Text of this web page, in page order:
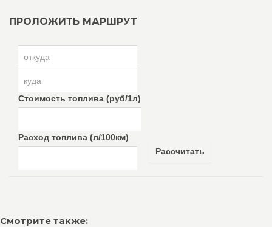
ПРОЛОЖИТЬ МАРШРУТ
Стоимость топлива (руб/1л)
Расход топлива (л/100км)
Рассчитать
Смотрите также: